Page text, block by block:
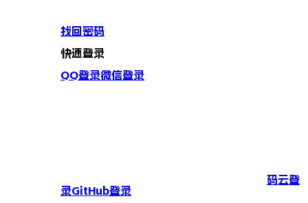
找回密码
快速登录
QQ登录微信登录
码云登
录GitHub登录